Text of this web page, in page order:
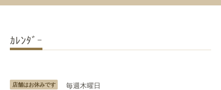
ｶﾚﾝﾀﾞｰ
店舗はお休みです 毎週木曜日